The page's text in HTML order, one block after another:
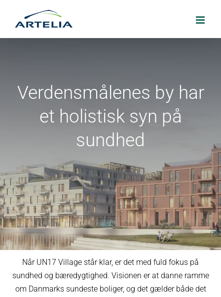
Verdensmålenes by har
et holistisk syn på
sundhed
Når UN17 Village står klar, er det med fuld fokus på
sundhed og bæredygtighed. Visionen er at danne ramme
om Danmarks sundeste boliger, og det gælder både det